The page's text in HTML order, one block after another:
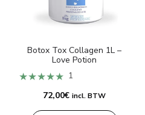
Botox Tox Collagen 1L –
Love Potion
★★★★★ 1
72,00€ incl. BTW